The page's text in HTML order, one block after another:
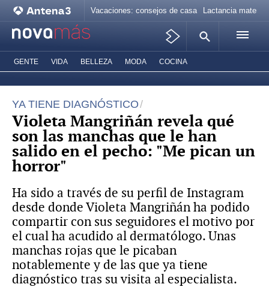
Vacaciones: consejos de casa Lactancia materna
GENTE VIDA BELLEZA MODA COCINA
YA TIENE DIAGNÓSTICO
Violeta Mangriñán revela qué
son las manchas que le han
salido en el pecho: "Me pican un
horror"
Ha sido a través de su perfil de Instagram
desde donde Violeta Mangriñán ha podido
compartir con sus seguidores el motivo por
el cual ha acudido al dermatólogo. Unas
manchas rojas que le picaban
notablemente y de las que ya tiene
diagnóstico tras su visita al especialista.